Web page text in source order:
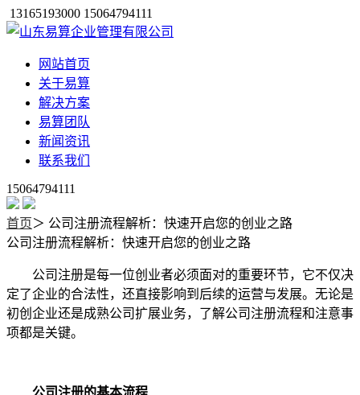
13165193000 15064794111
网站首页
关于易算
解决方案
易算团队
新闻资讯
联系我们
15064794111
首页＞ 公司注册流程解析：快速开启您的创业之路
公司注册流程解析：快速开启您的创业之路
公司注册是每一位创业者必须面对的重要环节，它不仅决
定了企业的合法性，还直接影响到后续的运营与发展。无论是
初创企业还是成熟公司扩展业务，了解公司注册流程和注意事
项都是关键。
公司注册的基本流程